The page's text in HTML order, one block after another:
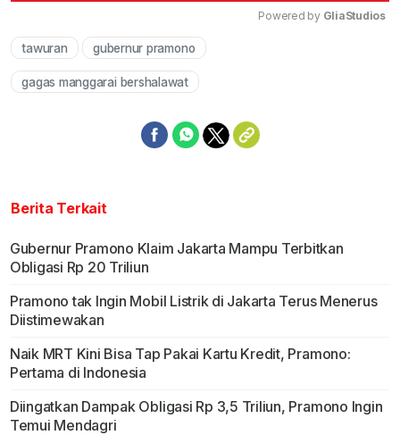
Powered by GliaStudios
tawuran gubernur pramono
gagas manggarai bershalawat
Berita Terkait
Gubernur Pramono Klaim Jakarta Mampu Terbitkan
Obligasi Rp 20 Triliun
Pramono tak Ingin Mobil Listrik di Jakarta Terus Menerus
Diistimewakan
Naik MRT Kini Bisa Tap Pakai Kartu Kredit, Pramono:
Pertama di Indonesia
Diingatkan Dampak Obligasi Rp 3,5 Triliun, Pramono Ingin
Temui Mendagri